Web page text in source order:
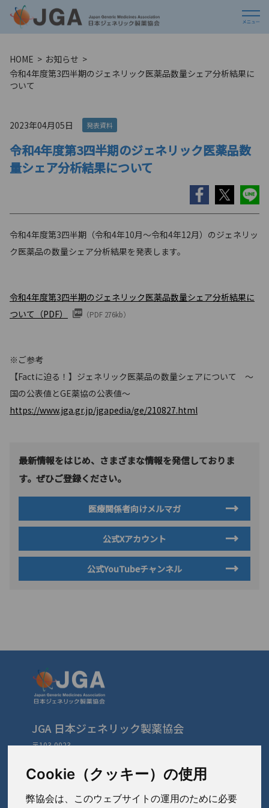
Cookie（クッキー）の使用
弊協会は、このウェブサイトの運用のために必要
HOME
お知らせ
令和4年度第3四半期のジェネリック医薬品数量シェア分析結果に
ついて
2023年04月05日 発表資料
令和4年度第3四半期のジェネリック医薬品数
量シェア分析結果について
令和4年度第3四半期（令和4年10月〜令和4年12月）のジェネリッ
ク医薬品の数量シェア分析結果を発表します。
令和4年度第3四半期のジェネリック医薬品数量シェア分析結果に
ついて（PDF）
（PDF 276kb）
※ご参考
【Factに迫る！】ジェネリック医薬品の数量シェアについて ～
国の公表値とGE薬協の公表値～
https://www.jga.gr.jp/jgapedia/ge/210827.html
最新情報をはじめ、さまざまな情報を発信しておりま
す。ぜひご登録ください。
医療関係者向けメルマガ
公式Xアカウント
公式YouTubeチャンネル
JGA 日本ジェネリック製薬協会
〒103-0023
TEL: 03-3279-1890 / FAX: 03-3241-2978